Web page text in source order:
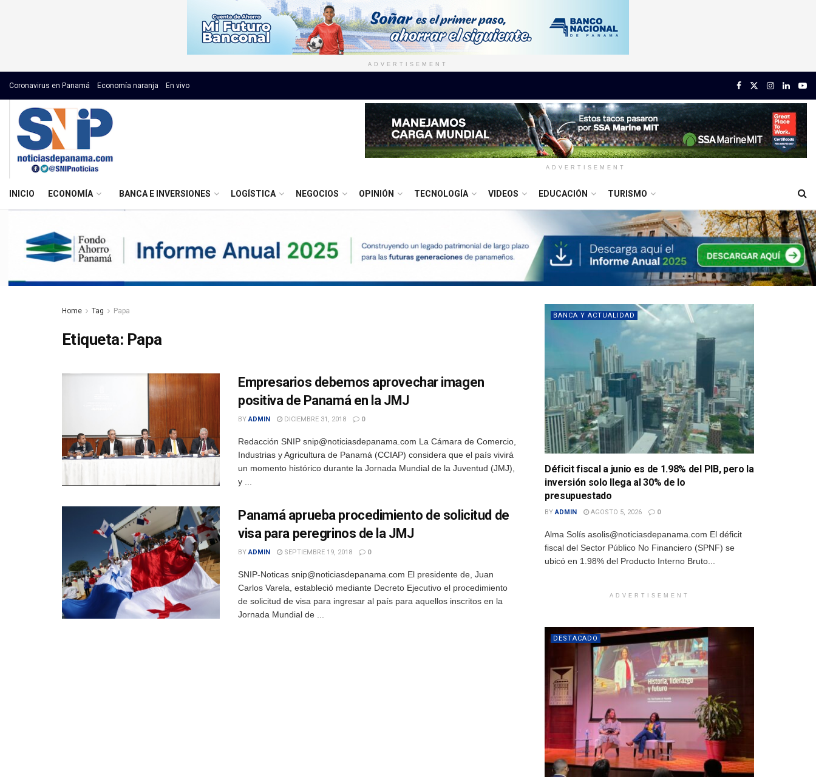
ADVERTISEMENT
Coronavirus en Panamá Economía naranja En vivo
ADVERTISEMENT
INICIO ECONOMÍA BANCA E INVERSIONES LOGÍSTICA NEGOCIOS OPINIÓN TECNOLOGÍA VIDEOS EDUCACIÓN TURISMO
Home Tag Papa
Etiqueta: Papa
Empresarios debemos aprovechar imagen
positiva de Panamá en la JMJ
BY ADMIN DICIEMBRE 31, 2018 0
Redacción SNIP snip@noticiasdepanama.com La Cámara de Comercio,
Industrias y Agricultura de Panamá (CCIAP) considera que el país vivirá
un momento histórico durante la Jornada Mundial de la Juventud (JMJ),
y ...
Panamá aprueba procedimiento de solicitud de
visa para peregrinos de la JMJ
BY ADMIN SEPTIEMBRE 19, 2018 0
SNIP-Noticas snip@noticiasdepanama.com El presidente de, Juan
Carlos Varela, estableció mediante Decreto Ejecutivo el procedimiento
de solicitud de visa para ingresar al país para aquellos inscritos en la
Jornada Mundial de ...
BANCA Y ACTUALIDAD
Déficit fiscal a junio es de 1.98% del PIB, pero la
inversión solo llega al 30% de lo
presupuestado
BY ADMIN AGOSTO 5, 2026 0
Alma Solís asolis@noticiasdepanama.com El déficit
fiscal del Sector Público No Financiero (SPNF) se
ubicó en 1.98% del Producto Interno Bruto...
ADVERTISEMENT
DESTACADO